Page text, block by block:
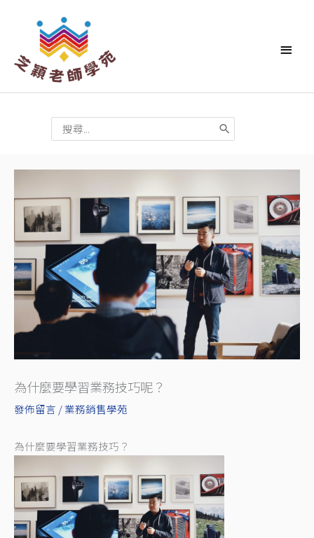
要
單
尋：
為什麼要學習業務技巧呢？
發佈留言 /業務銷售學苑
為什麼要學習業務技巧？